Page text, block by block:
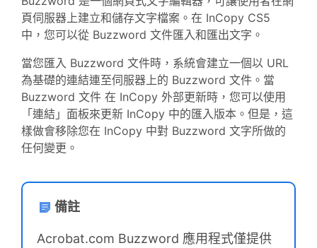
頁伺服器上建立和儲存文字檔案。在 InCopy CS5
中，您可以從 Buzzword 文件匯入和匯出文字。
當您匯入 Buzzword 文件時，系統會建立一個以 URL
為基礎的連結連至伺服器上的 Buzzword 文件。當
Buzzword 文件 在 InCopy 外部更新時，您可以使用
「連結」面板來更新 InCopy 中的匯入版本。但是，這
樣做會移除您在 InCopy 中對 Buzzword 文字所做的
任何變更。
備註
Acrobat.com Buzzword 應用程式僅提供